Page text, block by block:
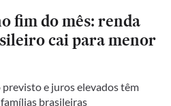
fim do mês: renda
cai para menor
e juros elevados têm
brasileiras